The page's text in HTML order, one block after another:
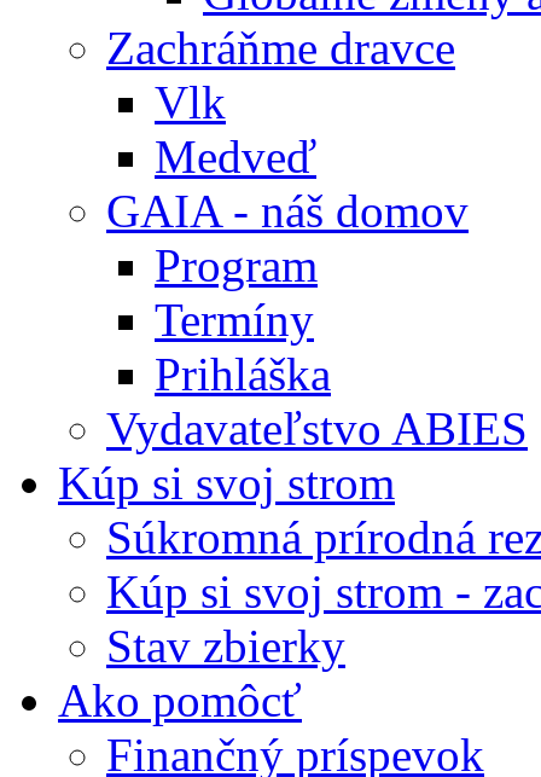
Zachráňme dravce
Vlk
Medveď
GAIA - náš domov
Program
Termíny
Prihláška
Vydavateľstvo ABIES
Kúp si svoj strom
Súkromná prírodná
Kúp si svoj strom -
Stav zbierky
Ako pomôcť
Finančný príspevok